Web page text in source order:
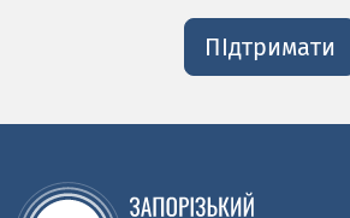
ПІдтримати